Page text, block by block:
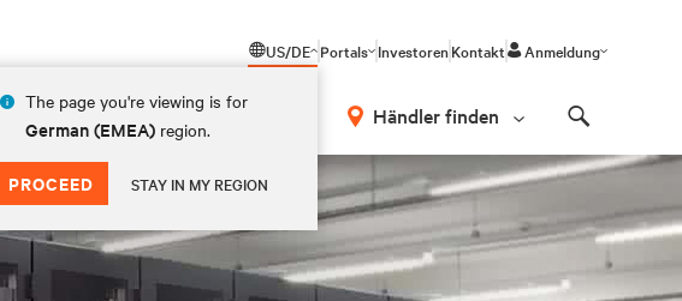
US/DE
The page you're viewing is for
German (EMEA) region.
PROCEED STAY IN MY REGION
Portals InvestorenKontakt Anmeldung
Über Vertiv Händler finden